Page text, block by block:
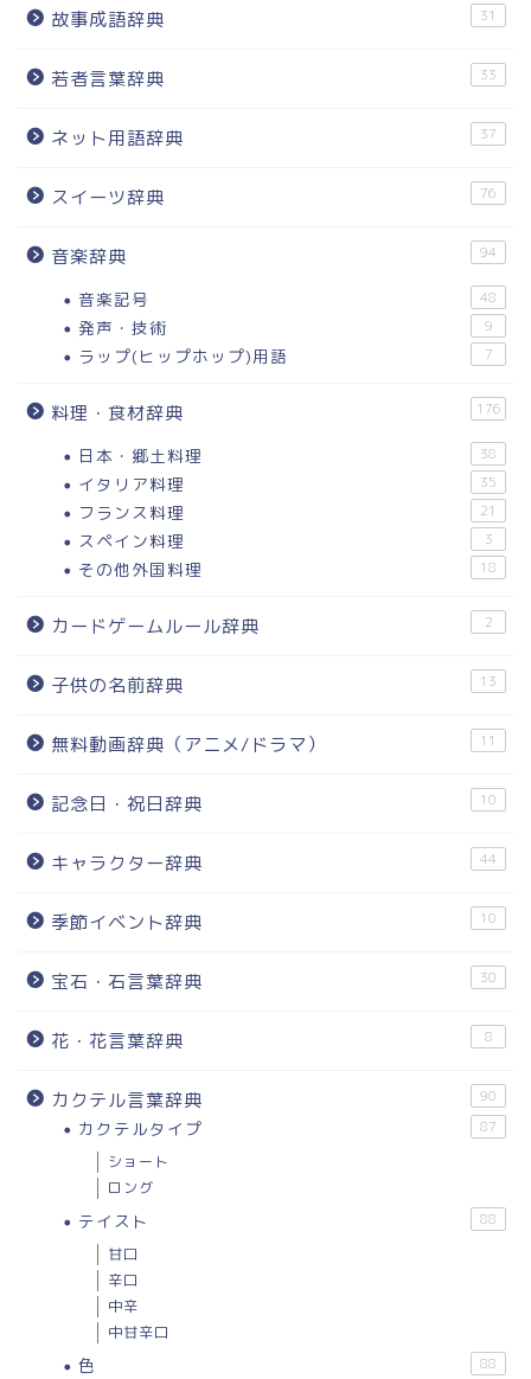
故事成語辞典 31
若者言葉辞典 33
ネット用語辞典 37
スイーツ辞典 76
音楽辞典 94
音楽記号 48
発声・技術 9
ラップ(ヒップホップ)用語 7
料理・食材辞典 176
日本・郷土料理 38
イタリア料理 35
フランス料理 21
スペイン料理 3
その他外国料理 18
カードゲームルール辞典 2
子供の名前辞典 13
無料動画辞典（アニメ/ドラマ） 11
記念日・祝日辞典 10
キャラクター辞典 44
季節イベント辞典 10
宝石・石言葉辞典 30
花・花言葉辞典 8
カクテル言葉辞典 90
カクテルタイプ 87
ショート
ロング
テイスト 88
甘口
辛口
中辛
中甘辛口
色 88